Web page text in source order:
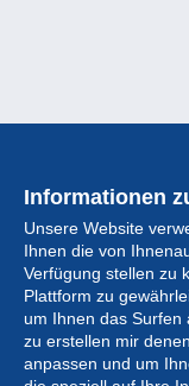
Informationen
Unsere Website
Ihnen die von
Verfügung stellen zu
Plattform zu
um Ihnen das Surfen
zu erstellen mir
anpassen und um
Sammlung